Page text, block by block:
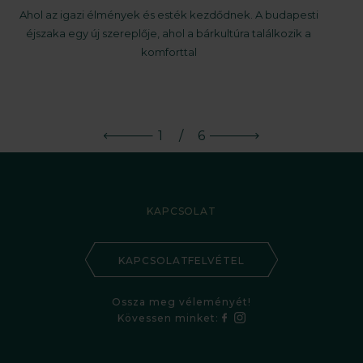
Ahol az igazi élmények és esték kezdődnek. A budapesti
éjszaka egy új szereplője, ahol a bárkultúra találkozik a
komforttal
1 / 6
KAPCSOLAT
KAPCSOLATFELVÉTEL
Ossza meg véleményét!
Kövessen minket: